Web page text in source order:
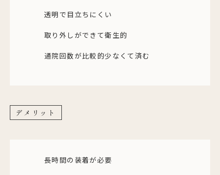
透明で目立ちにくい
取り外しができて衛生的
通院回数が比較的少なくて済む
デメリット
長時間の装着が必要